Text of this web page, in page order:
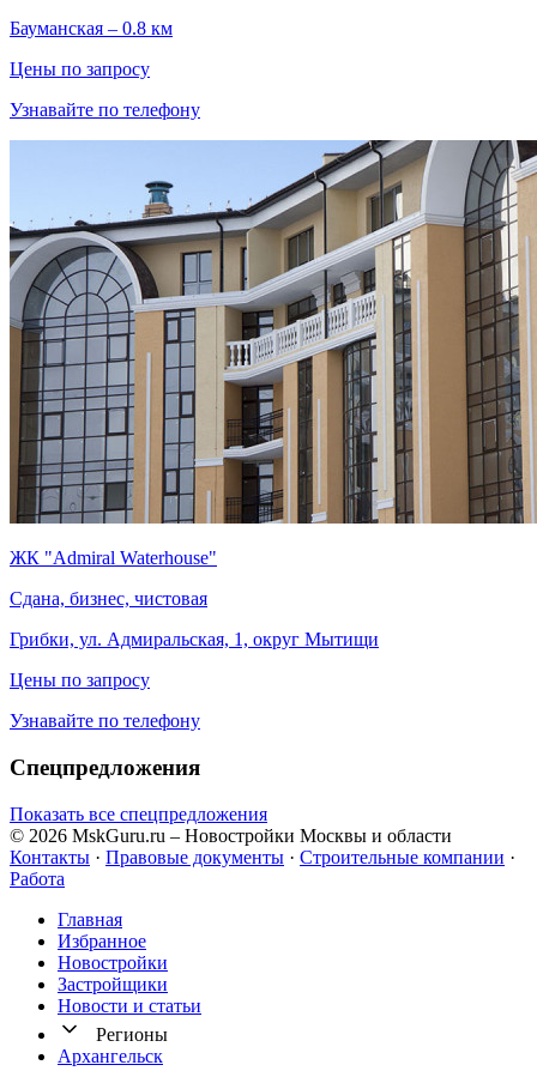
Бауманская – 0.8 км
Цены по запросу
Узнавайте по телефону
ЖК "Admiral Waterhouse"
Сдана, бизнес, чистовая
Грибки, ул. Адмиральская, 1, округ Мытищи
Цены по запросу
Узнавайте по телефону
Спецпредложения
Показать все спецпредложения
© 2026 MskGuru.ru – Новостройки Москвы и области
Контакты · Правовые документы · Строительные компании ·
Работа
Главная
Избранное
Новостр ойки
Застройщики
Новости и статьи
Регионы
Архангельск